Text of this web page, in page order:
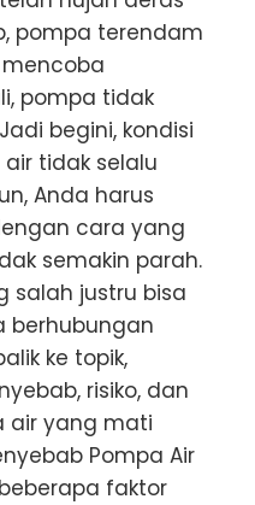
pompa terendam
pompa tidak
begini, kondisi
tidak selalu
Anda harus
cara yang
semakin parah.
salah justru bisa
berhubungan
ke topik,
risiko, dan
air yang mati
Pompa Air
faktor